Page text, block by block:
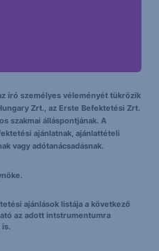
író személyes véleményét tükrözik
Zrt., az Erste Befektetési Zrt.
szakmai álláspontjának. A
ajánlatnak, ajánlattételi
vagy adótanácsadásnak.
ajánlások listája a következő
az adott intstrumentumra
is.